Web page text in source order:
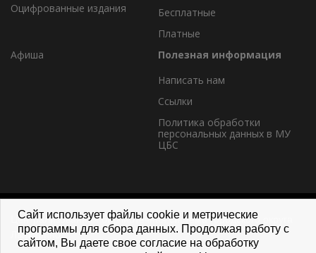
Оцифрованные издания
Бесплатные
Платные
Афиша
Полезная информация
Написать нам
Ссылки
Политика обработки
персональных данных в МУ
ЦБС
Централизованная библиотечная система городского округа
Лыткарино
Сайт использует файлы cookie и метрические
программы для сбора данных. Продолжая работу с
сайтом, Вы даете свое согласие на обработку